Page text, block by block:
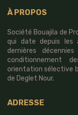
À PROPOS
Société Bouajila de
qui date depuis les
dernières
conditionnement
orientation sélective
de Deglet Nour.
ADRESSE